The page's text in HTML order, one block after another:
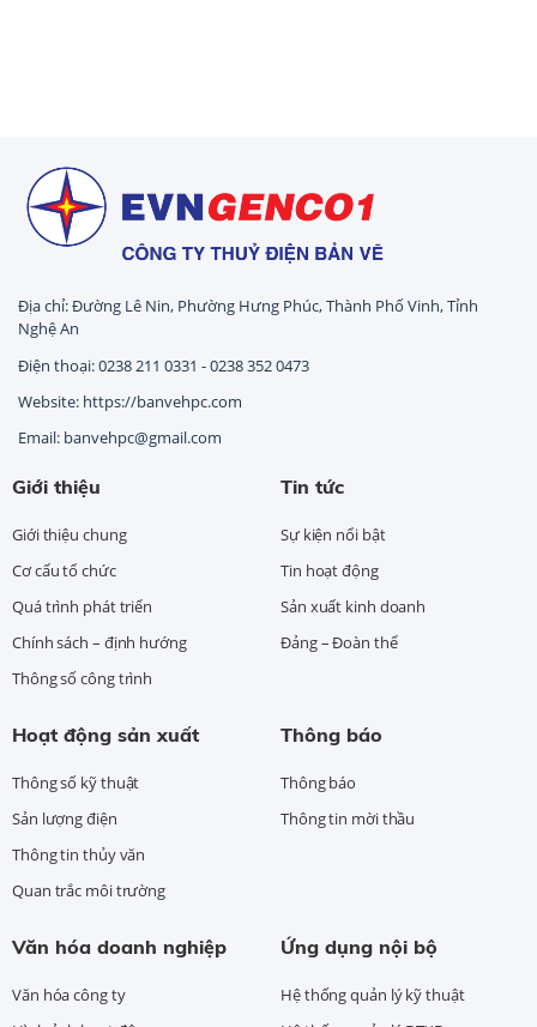
Địa chỉ: Đường Lê Nin, Phường Hưng Phúc, Thành Phố Vinh, Tỉnh
Nghệ An
Điện thoại: 0238 211 0331 - 0238 352 0473
Website: https://banvehpc.com
Email: banvehpc@gmail.com
Giới thiệu
Giới thiệu chung
Cơ cấu tổ chức
Quá trình phát triển
Chính sách – định hướng
Thông số công trình
Tin tức
Sự kiện nổi bật
Tin hoạt động
Sản xuất kinh doanh
Đảng – Đoàn thể
Hoạt động sản xuất
Thông số kỹ thuật
Sản lượng điện
Thông tin thủy văn
Quan trắc môi trường
Thông báo
Thông báo
Thông tin mời thầu
Văn hóa doanh nghiệp
Văn hóa công ty
Ứng dụng nội bộ
Hệ thống quản lý kỹ thuật